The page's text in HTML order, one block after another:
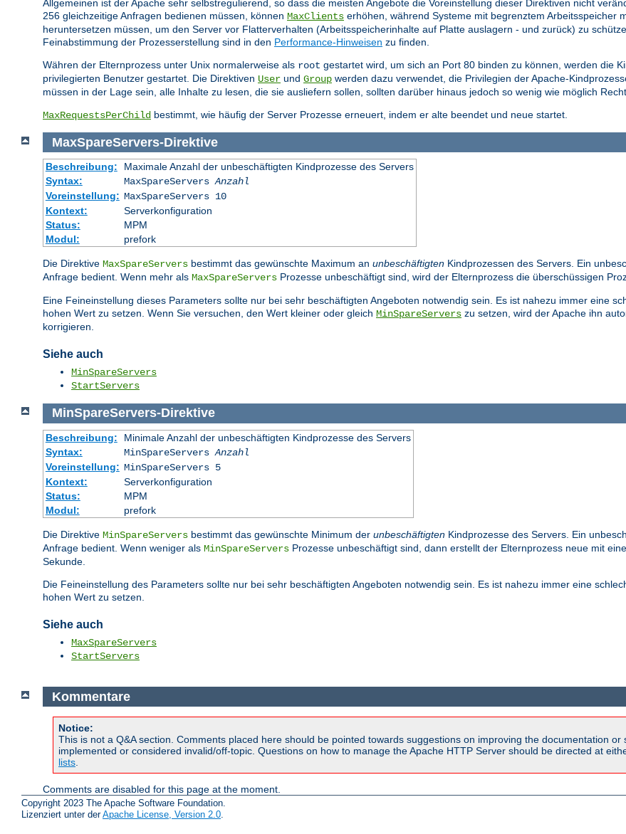
Allgemeinen ist der Apache sehr selbstregulierend, so dass die meisten Angebote die Voreinstellung dieser Direktiven nicht
256 gleichzeitige Anfragen bedienen müssen, können MaxClients erhöhen, während Systeme mit begrenztem Arbeitsspeicher
heruntersetzen müssen, um den Server vor Flatterverhalten (Arbeitsspeicherinhalte auf Platte auslagern - und zurück) zu
Feinabstimmung der Prozesserstellung sind in den Performance-Hinweisen zu finden.
Währen der Elternprozess unter Unix normalerweise als root gestartet wird, um sich an Port 80 binden zu können, werden die
privilegierten Benutzer gestartet. Die Direktiven User und Group werden dazu verwendet, die Privilegien der Apache-
müssen in der Lage sein, alle Inhalte zu lesen, die sie ausliefern sollen, sollten darüber hinaus jedoch so wenig wie möglich
MaxRequestsPerChild bestimmt, wie häufig der Server Prozesse erneuert, indem er alte beendet und neue startet.
MaxSpareServers-Direktive
Beschreibung:
Maximale Anzahl der unbeschäftigten Kindprozesse des Servers
Syntax:
MaxSpareServersAnzahl
Voreinstellung: MaxSpareServers 10
Kontext:
Serverkonfiguration
Status:
MPM
Modul:
prefork
Die Direktive MaxSpareServers bestimmt das gewünschte Maximum an unbeschäftigten Kindprozessen des Servers. Ein
Anfrage bedient. Wenn mehr als MaxSpareServers Prozesse unbeschäftigt sind, wird der Elternprozess die überschüssigen
Eine Feineinstellung dieses Parameters sollte nur bei sehr beschäftigten Angeboten notwendig sein. Es ist nahezu immer eine
hohen Wert zu setzen. Wenn Sie versuchen, den Wert kleiner oder gleich MinSpareServers zu setzen, wird der Apache ihn
korrigieren.
Siehe auch
MinSpareServers
StartServers
MinSpareServers-Direktive
Beschreibung:
Minimale Anzahl der unbeschäftigten Kindprozesse des Servers
Syntax:
MinSpareServersAnzahl
Voreinstellung: MinSpareServers 5
Kontext:
Serverkonfiguration
Status:
MPM
Modul:
prefork
Die Direktive MinSpareServers bestimmt das gewünschte Minimum der unbeschäftigten Kindprozesse des Servers. Ein
Anfrage bedient. Wenn weniger als MinSpareServers Prozesse unbeschäftigt sind, dann erstellt der Elternprozess neue mit
Sekunde.
Die Feineinstellung des Parameters sollte nur bei sehr beschäftigten Angeboten notwendig sein. Es ist nahezu immer eine
hohen Wert zu setzen.
Siehe auch
MaxSpareServers
StartServers
Kommentare
Notice:
This is not a Q&A section. Comments placed here should be pointed towards suggestions on improving the documentation
implemented or considered invalid/off-topic. Questions on how to manage the Apache HTTP Server should be directed at
lists
Comments are disabled for this page at the moment.
Copyright 2023 The Apache Software Foundation.
Lizenziert unter derApache License, Version 2.0